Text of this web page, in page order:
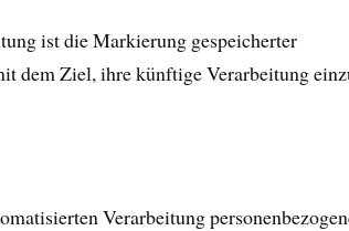
ist die Markierung gespeicherter
dem Ziel, ihre künftige Verarbeitung
Verarbeitung